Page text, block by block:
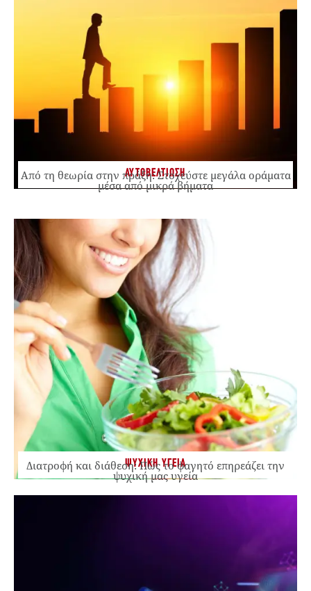
ΑΥΤΟΒΕΛΤΙΩΣΗ
Από τη θεωρία στην πράξη: Στοχεύστε μεγάλα οράματα
μέσα από μικρά βήματα
ΨΥΧΙΚΗ ΥΓΕΙΑ
Διατροφή και διάθεση: Πώς το φαγητό επηρεάζει την
ψυχική μας υγεία